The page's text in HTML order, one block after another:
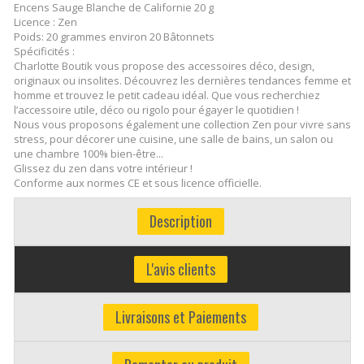
Encens Sauge Blanche de Californie 20 g
Licence : Zen
Poids: 20 grammes environ 20 Bâtonnets
Spécificités :
Charlotte Boutik vous propose des accessoires déco, design,
originaux ou insolites. Découvrez les dernières tendances femme et
homme et trouvez le petit cadeau idéal. Que vous recherchiez
l’accessoire utile, déco ou rigolo pour égayer le quotidien !
Nous vous proposons également une collection Zen pour vivre sans
stress, pour décorer une cuisine, une salle de bains, un salon ou
une chambre 100% bien-être...
Glissez du zen dans votre intérieur !
Conforme aux normes CE et sous licence officielle.
Description
L'avis clients
Livraisons et Paiements